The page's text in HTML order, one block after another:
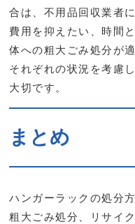
合は、不用品回収業者
費用を抑えたい、時間
体への粗大ごみ処分が適
それぞれの状況を考慮
大切です。
まとめ
ハンガーラックの処分
粗大ごみ処分、リサイ